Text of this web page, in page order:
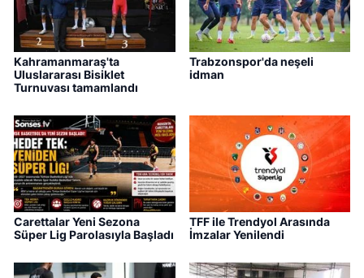
Kahramanmaraş'ta
Uluslararası Bisiklet
Turnuvası tamamlandı
Trabzonspor'da neşeli
idman
Carettalar Yeni Sezona
Süper Lig Parolasıyla Başladı
TFF ile Trendyol Arasında
İmzalar Yenilendi